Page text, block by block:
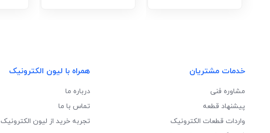
خدمات مشتریان
مشاوره فنی
پیشنهاد قطعه
واردات قطعات الکترونیک
همراه با لیون الکترونیک
درباره ما
تماس با ما
تجربه خرید از لیون الکترونیک